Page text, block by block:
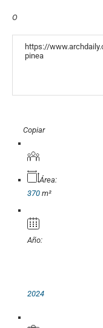
O
Copiar
Área:
370 m²
Año:
2024